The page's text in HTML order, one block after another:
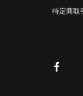
特定商取